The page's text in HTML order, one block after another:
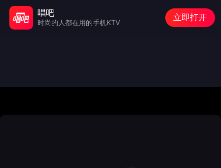
唱吧
时尚的人都在用的手机KTV
立即打开